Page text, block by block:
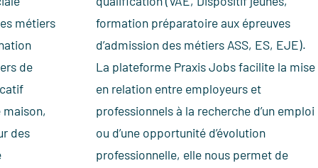
métiers
de
des
d’admission des métiers ASS, ES, EJE).
La plateforme Praxis Jobs facilite la mise
en relation entre employeurs et
professionnels à la recherche d’un emploi
ou d’une opportunité d’évolution
professionnelle, elle nous permet de